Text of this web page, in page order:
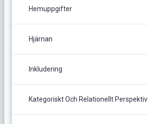
Hemuppgifter
Hjärnan
Inkludering
Kategoriskt Och Relationellt Perspektiv